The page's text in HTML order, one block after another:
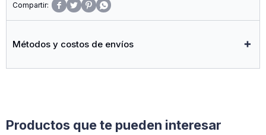
   
Métodos y costos de envíos
Productos que te pueden interesar